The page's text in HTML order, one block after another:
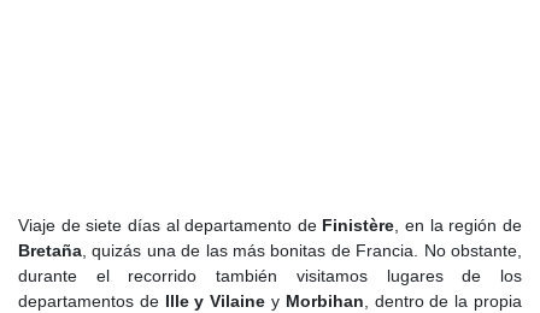
Viaje de siete días al departamento de Finistère, en la región de
Bretaña, quizás una de las más bonitas de Francia. No obstante,
durante el recorrido también visitamos lugares de los
departamentos de Ille y Vilaine y Morbihan, dentro de la propia